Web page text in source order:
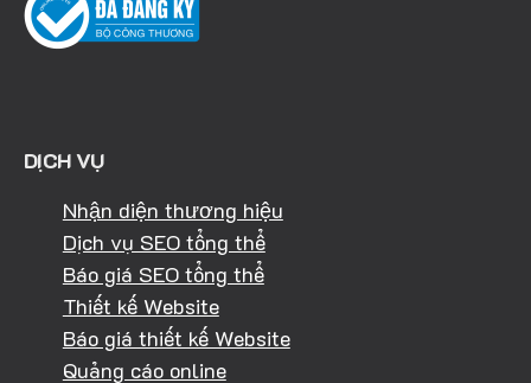
DỊCH VỤ
Nhận diện thương hiệu
Dịch vụ SEO tổng thể
Báo giá SEO tổng thể
Thiết kế Website
Báo giá thiết kế Website
Quảng cáo online